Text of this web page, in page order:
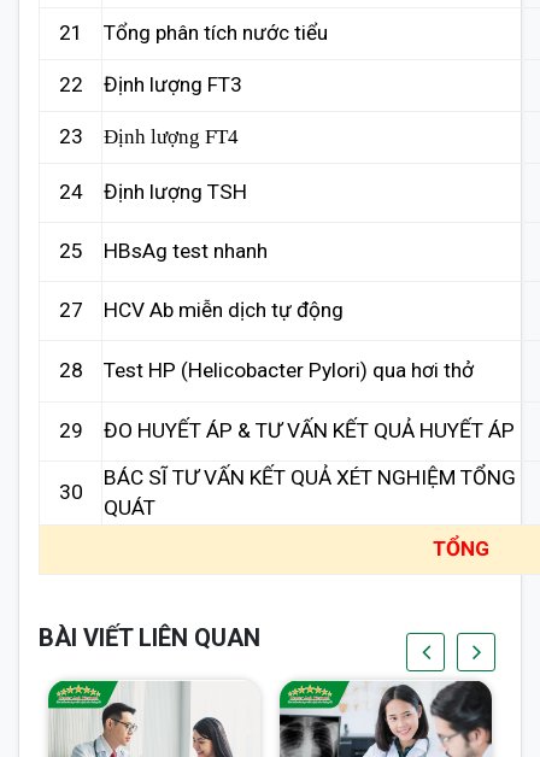
21 Tổng phân tích nước tiểu
22 Định lượng FT3
23 Định lượng FT4
24 Định lượng TSH
25 HBsAg test nhanh
27 HCV Ab miễn dịch tự động
28 Test HP (Helicobacter Pylori) qua hơi thở
29 ĐO HUYẾT ÁP & TƯ VẤN KẾT QUẢ HUYẾT ÁP
30
BÁC SĨ TƯ VẤN KẾT QUẢ XÉT NGHIỆM TỔNG
QUÁT
TỔNG
BÀI VIẾT LIÊN QUAN